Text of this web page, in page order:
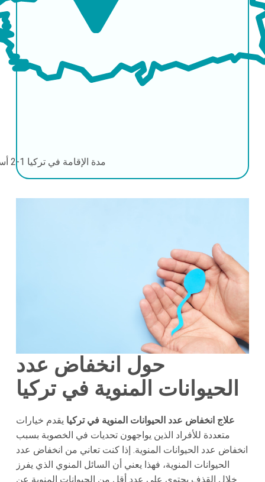
مدة الإقامة في تركيا 1-2 أسابيع
حول انخفاض عدد
الحيوانات المنوية في تركيا
علاج انخفاض عدد الحيوانات المنوية في تركيا يقدم خيارات
متعددة للأفراد الذين يواجهون تحديات في الخصوبة بسبب
انخفاض عدد الحيوانات المنوية. إذا كنت تعاني من انخفاض عدد
الحيوانات المنوية، فهذا يعني أن السائل المنوي الذي يفرز
خلال القذف يحتوي على عدد أقل من الحيوانات المنوية عن